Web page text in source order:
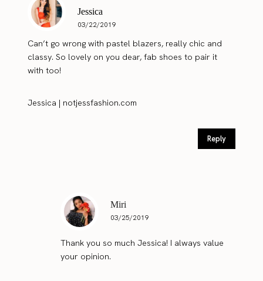
Jessica
03/22/2019
Can’t go wrong with pastel blazers, really chic and
classy. So lovely on you dear, fab shoes to pair it
with too!
Jessica | notjessfashion.com
Reply
Miri
03/25/2019
Thank you so much Jessica! I always value
your opinion.